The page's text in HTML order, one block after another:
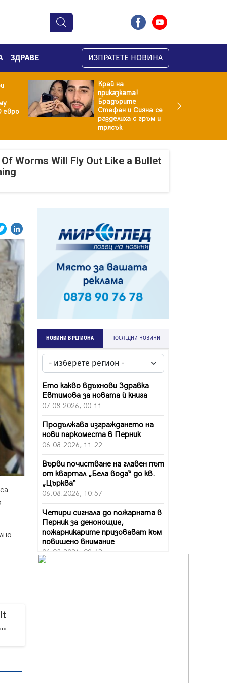
ЗДРАВЕ ИЗПРАТЕТЕ НОВИНА
евро
Край на
приказката!
Брадърите
Стефан и Сияна се
разделиха с гръм и
трясък
Worms Will Fly Out Like a Bullet
НОВИНИ В РЕГИОНА ПОСЛЕДНИ НОВИНИ
Ето какво вдъхнови Здравка
Евтимова за новата ѝ книга
07.08.2026, 00:11
Продължава изграждането на
нови паркоместа в Перник
06.08.2026, 11:22
Върви почистване на главен път
от квартал „Бела вода“ до кв.
„Църква“
06.08.2026, 10:57
Четири сигнала до пожарната в
Перник за денонощие,
пожарникарите призовават към
повишено внимание
06.08.2026, 09:43